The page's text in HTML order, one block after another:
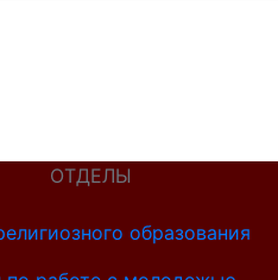
ОТДЕЛЫ
образования